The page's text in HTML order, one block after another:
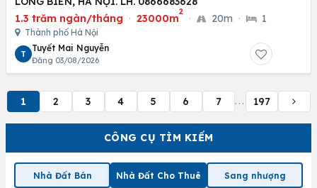
CÔNG CỤ TÌM KIẾM
Nhà Đất Bán Nhà Đất Cho Thuê Sang nhượng
1.3 trăm ngàn/tháng · 23000m
2
· 20m · 1
Thành phố Hà Nội
T
Tuyết Mai Nguyễn
Đăng 03/08/2026
1 2 3 4 5 6 7 ... 197